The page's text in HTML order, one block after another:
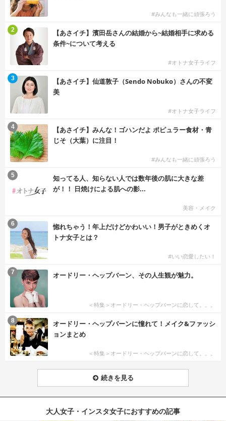
#みんなも一緒に頑張ろう
【あさイチ】濱田岳さんの結婚から~結婚相手に求める
条件~について考える
#オトナ女子ライフ
2
【あさイチ】仙道敦子（Sendo Nobuko）さんの不変
美
#オトナ女子ライフ
3
【あさイチ】みんな！ゴハンだよ ポピュラー食材・青
じそ（大葉）に注目！
#みんなも一緒に頑張ろう
4
知ってる人、知らない人では数年後の肌に大きな差
が！！ 日焼けによる肌への影...
美容・メイク
5
惚れちゃう！年上だけどかわいい！男子がときめくオ
トナ女子とは？
#いい恋愛したい！
6
オードリー・ヘップバーン、その人生観が魅力。
＜特集＞オードリー・ヘップバーンに恋して。。。
7
オードリー・ヘップバーンに憧れて！メイク&ファッシ
ョンまとめ
＜特集＞オードリー・ヘップバーンに恋して。。。
8
続きを見る
大人女子・インスタ女子におすすめの記事